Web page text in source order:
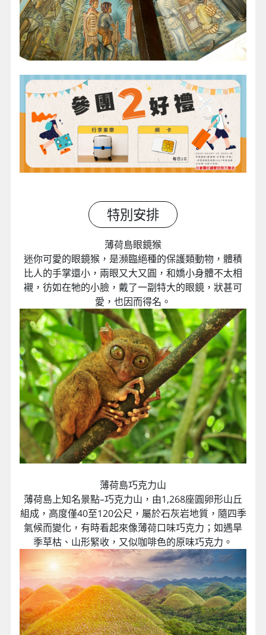
特別安排
薄荷島眼鏡猴
迷你可愛的眼鏡猴，是瀕臨絕種的保護類動物，體積
比人的手掌還小，兩眼又大又圓，和嬌小身體不太相
襯，彷如在牠的小臉，戴了一副特大的眼鏡，狀甚可
愛，也因而得名。
薄荷島巧克力山
薄荷島上知名景點–巧克力山，由1,268座圓卵形山丘
組成，高度僅40至120公尺，屬於石灰岩地質，隨四季
氣候而變化，有時看起來像薄荷口味巧克力；如遇旱
季草枯、山形緊收，又似咖啡色的原味巧克力。